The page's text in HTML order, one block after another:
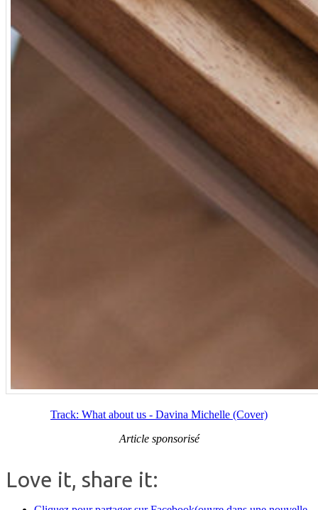
Track: What about us - Davina Michelle (Cover)
Article sponsorisé
Love it, share it: